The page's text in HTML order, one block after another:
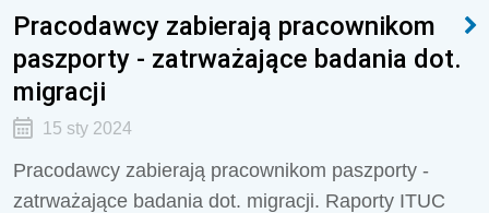
Pracodawcy zabierają pracownikom
paszporty - zatrważające badania dot.
migracji
15 sty 2024
Pracodawcy zabierają pracownikom paszporty -
zatrważające badania dot. migracji. Raporty ITUC